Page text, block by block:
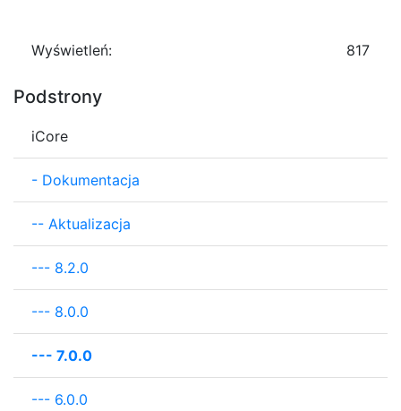
Wyświetleń: 817
Podstrony
iCore
- Dokumentacja
-- Aktualizacja
--- 8.2.0
--- 8.0.0
--- 7.0.0
--- 6.0.0